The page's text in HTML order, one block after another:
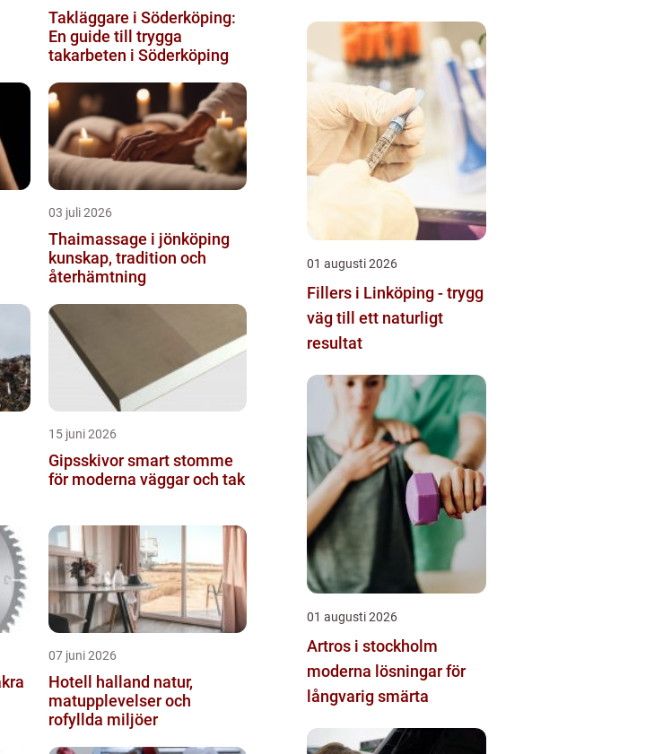
Takläggare i Söderköping:
En guide till trygga
takarbeten i Söderköping
03 juli 2026
Thaimassage i jönköping
kunskap, tradition och
återhämtning
15 juni 2026
Gipsskivor smart stomme
för moderna väggar och tak
07 juni 2026
Hotell halland natur,
matupplevelser och
rofyllda miljöer
01 augusti 2026
Fillers i Linköping - trygg
väg till ett naturligt
resultat
01 augusti 2026
Artros i stockholm
moderna lösningar för
långvarig smärta